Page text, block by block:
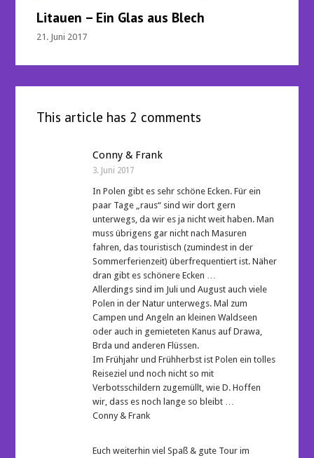
Litauen – Ein Glas aus Blech
21. Juni 2017
This article has 2 comments
Conny & Frank
3. Juni 2017
In Polen gibt es sehr schöne Ecken. Für ein
paar Tage „raus“ sind wir dort gern
unterwegs, da wir es ja nicht weit haben. Man
muss übrigens gar nicht nach Masuren
fahren, das touristisch (zumindest in der
Sommerferienzeit) überfrequentiert ist. Näher
dran gibt es schönere Ecken …
Allerdings sind im Juli und August auch viele
Polen in der Natur unterwegs. Mal zum
Campen und Angeln an kleinen Waldseen
oder auch in gemieteten Kanus auf Drawa,
Brda und anderen Flüssen.
Im Frühjahr und Frühherbst ist Polen ein tolles
Reiseziel und noch nicht so mit
Verbotsschildern zugemüllt, wie D. Hoffen
wir, dass es noch lange so bleibt …
Conny & Frank
Euch weiterhin viel Spaß & gute Tour im